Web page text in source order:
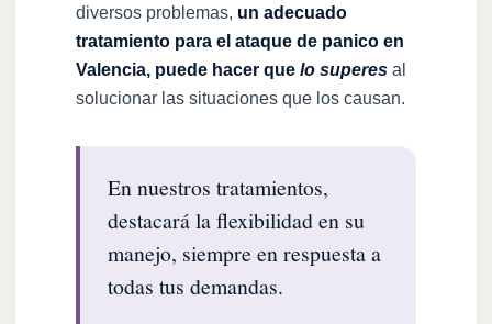
diversos problemas, un adecuado
tratamiento para el ataque de panico en
Valencia, puede hacer que lo superes al
solucionar las situaciones que los causan.
En nuestros tratamientos,
destacará la flexibilidad en su
manejo, siempre en respuesta a
todas tus demandas.